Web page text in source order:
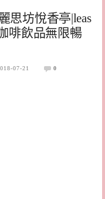
思坊悅香亭|leas
啡飲品無限暢
07-21 0